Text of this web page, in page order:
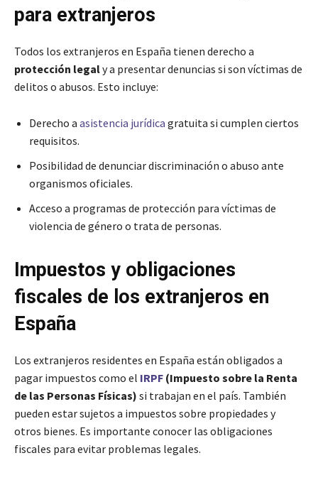
para extranjeros
Todos los extranjeros en España tienen derecho a
protección legaly a presentar denuncias si son víctimas de
delitos o abusos. Esto incluye:
Derecho a asistencia jurídica gratuita si cumplen ciertos
requisitos.
Posibilidad de denunciar discriminación o abuso ante
organismos oficiales.
Acceso a programas de protección para víctimas de
violencia de género o trata de personas.
Impuestos y obligaciones
fiscales de los extranjeros en
España
Los extranjeros residentes en España están obligados a
pagar impuestos como el IRPF (Impuesto sobre la Renta
de las Personas Físicas) si trabajan en el país. También
pueden estar sujetos a impuestos sobre propiedades y
otros bienes. Es importante conocer las obligaciones
fiscales para evitar problemas legales.